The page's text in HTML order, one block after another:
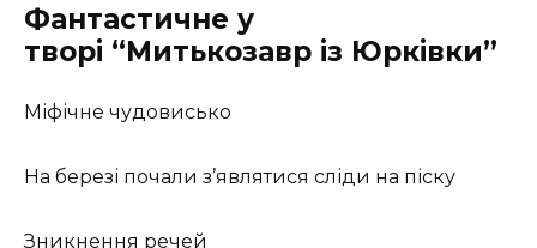
Фантастичне у
творі “Митькозавр із Юрківки”
Міфічне чудовисько
На березі почали з’являтися сліди на піску
Зникнення речей